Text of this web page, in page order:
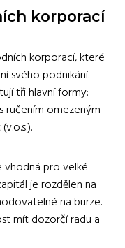
korporací
korporací, které
svého podnikání.
tři hlavní formy:
ručením omezeným
vhodná pro velké
je rozdělen na
na burze.
mít dozorčí radu a